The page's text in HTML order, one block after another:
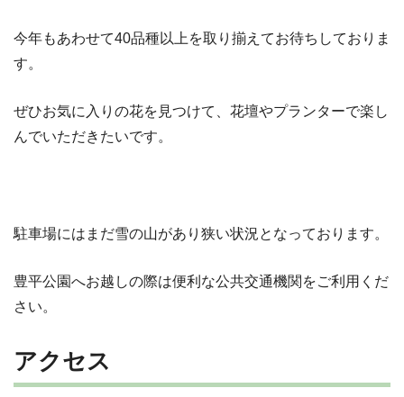
今年もあわせて40品種以上を取り揃えてお待ちしておりま
す。
ぜひお気に入りの花を見つけて、花壇やプランターで楽し
んでいただきたいです。
駐車場にはまだ雪の山があり狭い状況となっております。
豊平公園へお越しの際は便利な公共交通機関をご利用くだ
さい。
アクセス